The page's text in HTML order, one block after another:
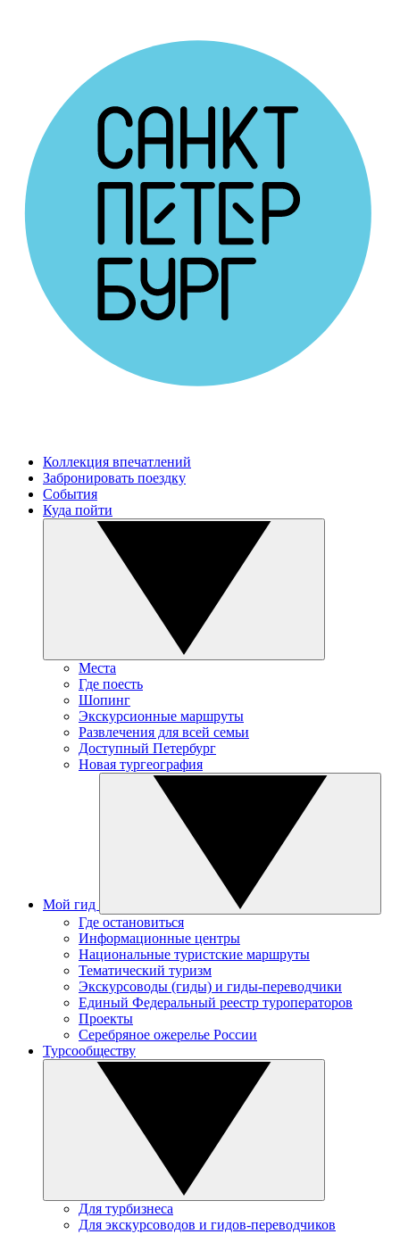
Коллекция впечатлений
Забронировать поездку
События
Куда пойти
Места
Где поесть
Шопинг
Экскурсионные маршруты
Развлечения для всей семьи
Доступный Петербург
Новая тургеография
Мой гид
Где остановиться
Информационные центры
Национальные туристские маршруты
Тематический туризм
Экскурсоводы (гиды) и гиды-переводчики
Единый Федеральный реестр туроператоров
Проекты
Серебряное ожерелье России
Турсообществу
Для турбизнеса
Для экскурсоводов и гидов-переводчиков